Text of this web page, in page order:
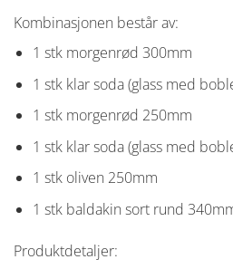
Kombinasjonen består av:
1 stk morgenrød 300mm
1 stk klar soda (glass med
1 stk morgenrød 250mm
1 stk klar soda (glass med
1 stk oliven 250mm
1 stk baldakin sort rund
Produktdetaljer: